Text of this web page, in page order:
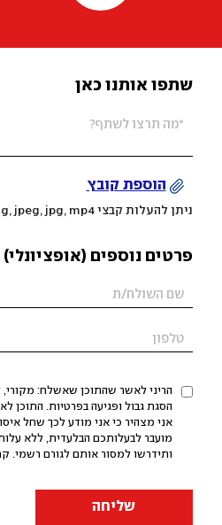
שתפו אותנו כאן
הוספת קובץ
ניתן להעלות קבצי mov, png, jpeg, jpg, mp4 עד 200MB
פרטים נוספים (אופציונלי)
הריני לאשר שהתוכן שאשלח: מקורי,
אני מצהיר כי אני מודע לכך שחל
מועבר לבעלותכם הבלעדית, ללא
ותידרשו למסור אותם לגורם רשמי.
שליחה